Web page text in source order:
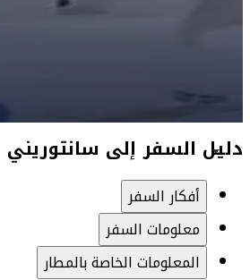
دليل السفر إلى سانتوريني
أفكار السفر
معلومات السفر
المعلومات الخاصة بالمطار